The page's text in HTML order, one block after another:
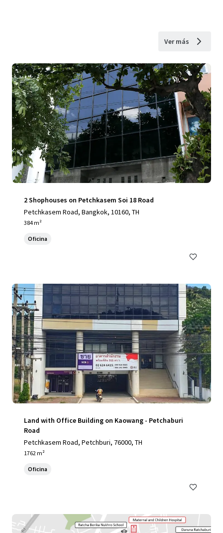
Ver más
2 Shophouses on Petchkasem Soi 18 Road
Petchkasem Road, Bangkok, 10160, TH
384 m²
Oficina
Land with Office Building on Kaowang - Petchaburi
Road
Petchkasem Road, Petchburi, 76000, TH
1762 m²
Oficina